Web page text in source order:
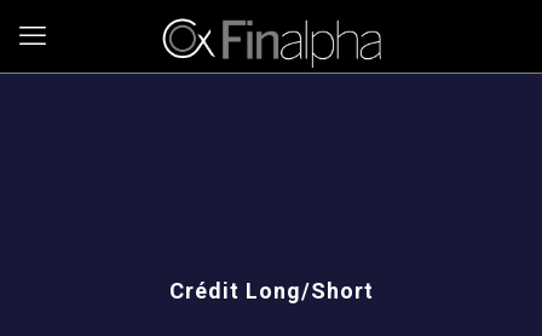
Crédit Long/Short